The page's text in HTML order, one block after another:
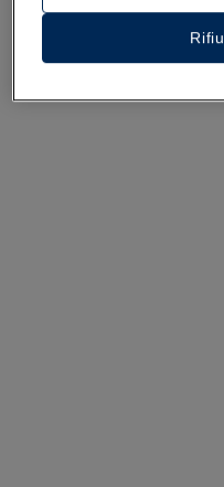
Un tour dell’hotel